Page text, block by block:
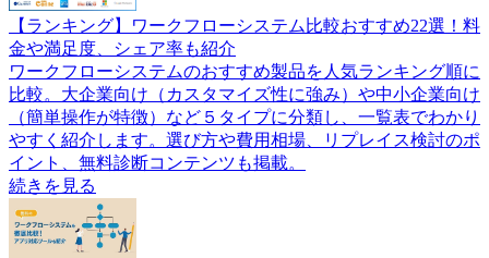
【ランキング】ワークフローシステム比較おすすめ22選！料
金や満足度、シェア率も紹介
ワークフローシステムのおすすめ製品を人気ランキング順に
比較。大企業向け（カスタマイズ性に強み）や中小企業向け
（簡単操作が特徴）など５タイプに分類し、一覧表でわかり
やすく紹介します。選び方や費用相場、リプレイス検討のポ
イント、無料診断コンテンツも掲載。
続きを見る